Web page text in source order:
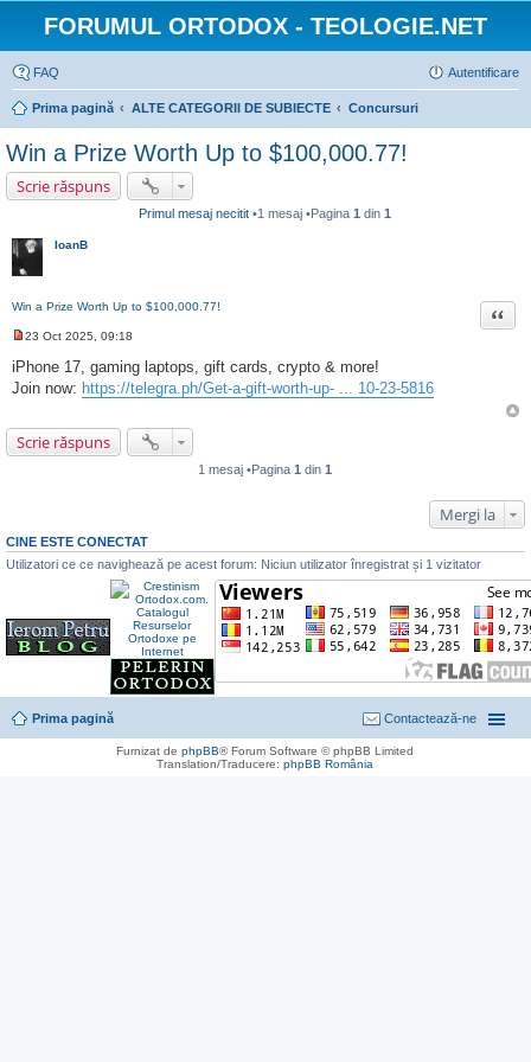
FORUMUL ORTODOX - TEOLOGIE.NET
FAQ Autentificare
Prima pagină ALTE CATEGORII DE SUBIECTE Concursuri
Win a Prize Worth Up to $100,000.77!
Scrie răspuns
Primul mesaj necitit •1 mesaj •Pagina1 din1
IoanB
Win a Prize Worth Up to $100,000.77! Citat
e
s
a
e
c
i
23 Oct 2025, 09:18
iPhone 17, gaming laptops, gift cards, crypto & more!
Join now: https://telegra.ph/Get-a-gift-worth-up- ... 10-23-5816
Scrie răspuns
1 mesaj •Pagina1 din1
Mergi la
CINE ESTE CONECTAT
Utilizatori ce ce navighează pe acest forum: Niciun utilizator înregistrat și 1 vizitator
Prima pagină Contactează-ne
Furnizat dephpBB® Forum Software © phpBB Limited
Translation/Traducere:phpBB România